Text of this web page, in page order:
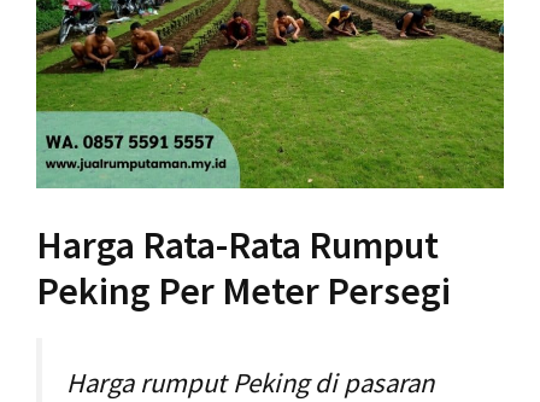
Harga Rata-Rata Rumput
Peking Per Meter Persegi
Harga rumput Peking di pasaran